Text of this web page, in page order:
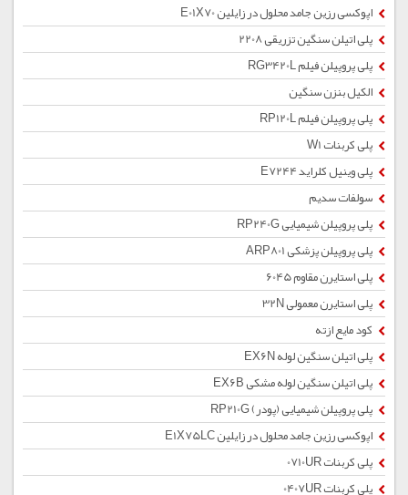
اپوکسی رزین جامد محلول در زایلین E01X70
پلی اتیلن سنگین تزریقی 2208
پلی پروپیلن فیلم RG3420L
الکیل بنزن سنگین
پلی پروپیلن فیلم RP120L
پلی کربنات W1
پلی وینیل کلراید E7244
سولفات سدیم
پلی پروپیلن شیمیایی RP240G
پلی پروپیلن پزشکی ARP801
پلی استایرن مقاوم 6045
پلی استایرن معمولی 32N
کود مایع ازته
پلی اتیلن سنگین لوله EX6N
پلی اتیلن سنگین لوله مشکی EX6B
پلی پروپیلن شیمیایی (پودر) RP210G
اپوکسی رزین جامد محلول در زایلین E1X75LC
پلی کربنات 0710UR
پلی کربنات 0407UR